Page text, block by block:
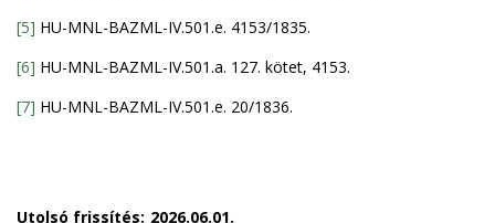
[5] HU-MNL-BAZML-IV.501.e. 4153/1835.
[6] HU-MNL-BAZML-IV.501.a. 127. kötet, 4153.
[7] HU-MNL-BAZML-IV.501.e. 20/1836.
Utolsó frissítés: 2026.06.01.